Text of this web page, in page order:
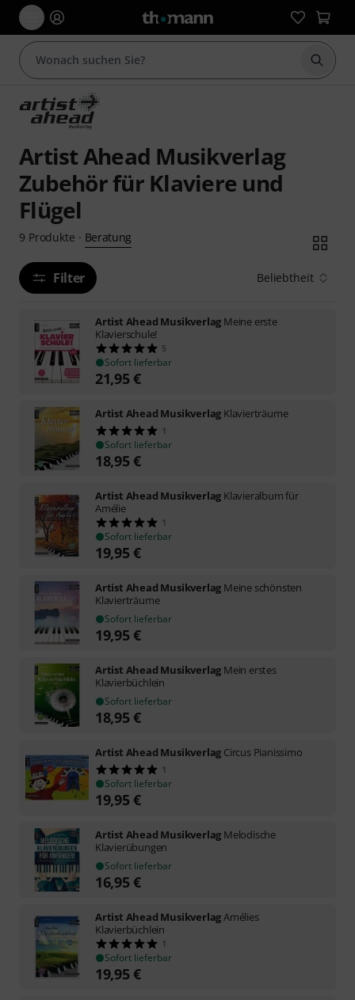
Suche
Artist Ahead Musikverlag
Zubehör für Klaviere und
Flügel
9 Produkte · Beratung
Filter Beliebtheit
Artist Ahead Musikverlag Meine erste
Klavierschule!
5
Sofort lieferbar
21,95€
Artist Ahead Musikverlag Klavierträume
1
Sofort lieferbar
18,95€
Artist Ahead Musikverlag Klavieralbum für
Amélie
1
Sofort lieferbar
19,95€
Artist Ahead Musikverlag Meine schönsten
Klavierträume
Sofort lieferbar
19,95€
Artist Ahead Musikverlag Mein erstes
Klavierbüchlein
Sofort lieferbar
18,95€
Artist Ahead Musikverlag Circus Pianissimo
1
Sofort lieferbar
19,95€
Artist Ahead Musikverlag Melodische
Klavierübungen
Sofort lieferbar
16,95€
Artist Ahead MusikverlagAmélies
Klavierbüchlein
1
Sofort lieferbar
19,95€